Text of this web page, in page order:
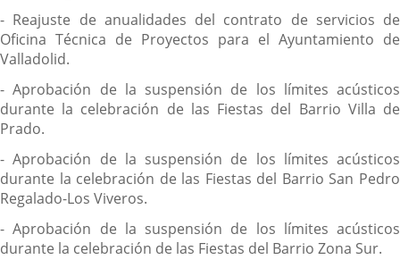
- Reajuste de anualidades del contrato de servicios de
Oficina Técnica de Proyectos para el Ayuntamiento de
Valladolid.
- Aprobación de la suspensión de los límites acústicos
durante la celebración de las Fiestas del Barrio Villa de
Prado.
- Aprobación de la suspensión de los límites acústicos
durante la celebración de las Fiestas del Barrio San Pedro
Regalado-Los Viveros.
- Aprobación de la suspensión de los límites acústicos
durante la celebración de las Fiestas del Barrio Zona Sur.